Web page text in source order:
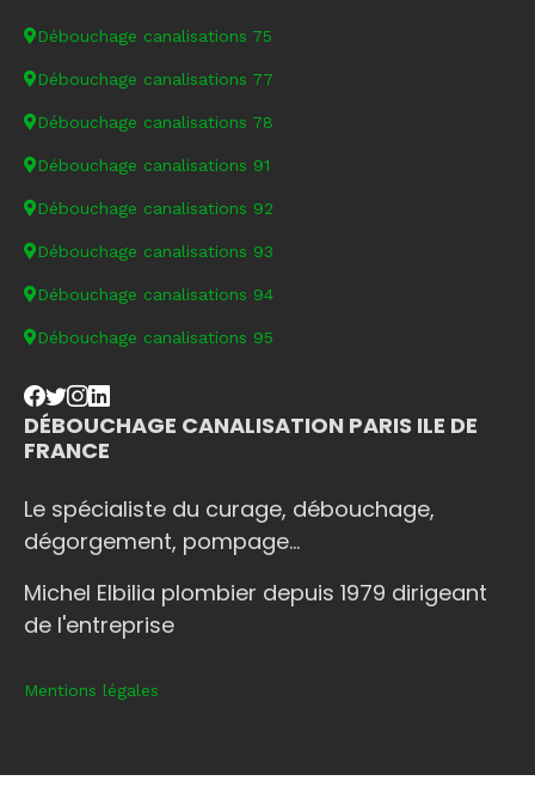
Débouchage canalisations 75
Débouchage canalisations 77
Débouchage canalisations 78
Débouchage canalisations 91
Débouchage canalisations 92
Débouchage canalisations 93
Débouchage canalisations 94
Débouchage canalisations 95
DÉBOUCHAGE CANALISATION PARIS ILE DE
FRANCE
Le spécialiste du curage, débouchage,
dégorgement, pompage...
Michel Elbilia plombier depuis 1979 dirigeant
de l'entreprise
Mentions légales